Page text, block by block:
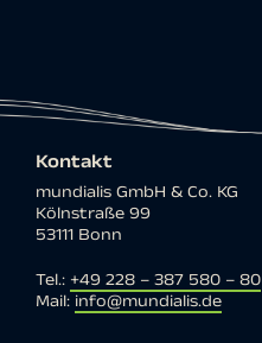
Kontakt
mundialis GmbH & Co. KG
Kölnstraße 99
53111 Bonn
Tel.: +49 228 – 387 580 – 80
Mail: info@mundialis.de